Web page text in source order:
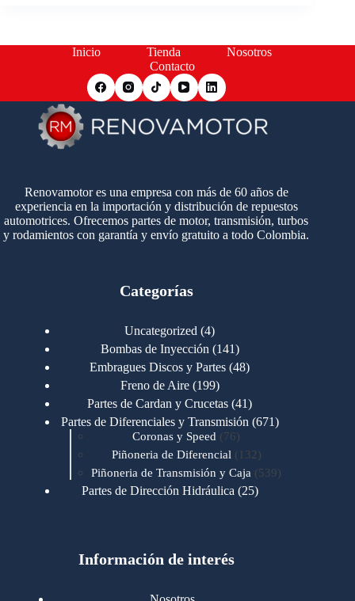
Inicio Tienda
Nosotros
Contacto
Renovamotor es una empresa con más de 60 años de
experiencia en la importación y distribución de repuestos
automotrices. Ofrecemos partes de motor, transmisión, turbos
y rodamientos con garantía y envío gratuito a todo Colombia.
Categorías
Uncategorized 44
productos
Bombas de Inyección 141141
productos
Embragues Discos y Partes 4848
Freno de Aire 199199
productos
Partes de Cardan y Crucetas 4141
productos
Partes de Diferenciales y Transmisión 671671
Coronas y Speed 7676
productos
Piñoneria de Diferencial 132 132
productos
Piñoneria de Transmisión y Caja 539539
Partes de Dirección Hidráulica 2525
Motores Cummins 723
Información de interés